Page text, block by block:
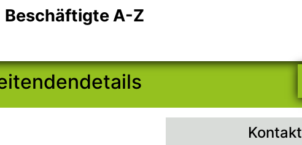
Zum Header
Zum Hauptinhalt
Zum Footer
Beschäftigte A-Z
Kontakt